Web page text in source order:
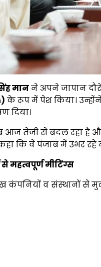
मानने अपने जापान
के रूप में पेश किया।
दिया।
तेजी से बदल रहा है
कि वे पंजाब में उभर
महत्वपूर्ण मीटिंग्स
कंपनियों व संस्थानों से